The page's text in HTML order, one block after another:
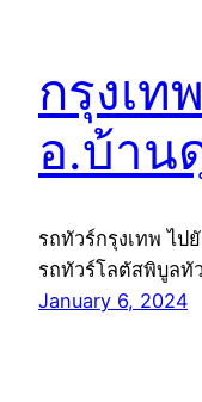
กรุงเท
อ.บ้าน
รถทัวร์กรุงเทพ ไ
รถทัวร์โลตัสพิบูลทั
January 6, 2024